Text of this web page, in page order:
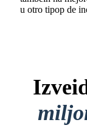
u otro tipop de